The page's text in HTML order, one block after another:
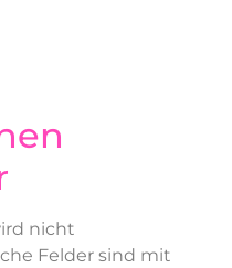
nicht
Felder sind mit